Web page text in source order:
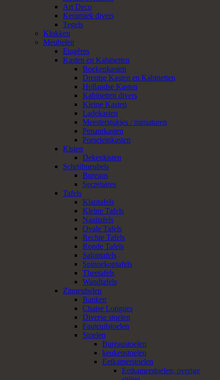
Art Deco
Keramiek divers
Tegels
Klokken
Meubelen
Etagères
Kasten en Kabinetten
Boekenkasten
Drentse Kasten en Kabinetten
Hollandse Kasten
Kabinetten divers
Kleine Kasten
Ladekasten
Meesterstukjes / miniaturen
Penantkasten
Porseleinkasten
Kisten
Dekenkisten
Schrijfmeubels
Bureaus
Secretaires
Tafels
Klaptafels
Kleine Tafels
Naaitafels
Ovale Tafels
Rechte Tafels
Ronde Tafels
Salontafels
Spinnekoptafels
Theetafels
Wandtafels
Zitmeubelen
Banken
Chaise Longues
Diverse stoelen
Fauteuilstoelen
Stoelen
Bureaustoelen
keukenstoelen
Eetkamerstoelen
Eetkamerstoelen; overige